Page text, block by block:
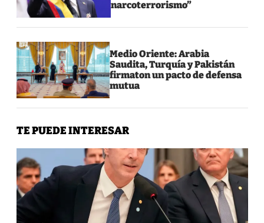
narcoterrorismo”
Medio Oriente: Arabia
Saudita, Turquía y Pakistán
firmaton un pacto de defensa
mutua
TE PUEDE INTERESAR